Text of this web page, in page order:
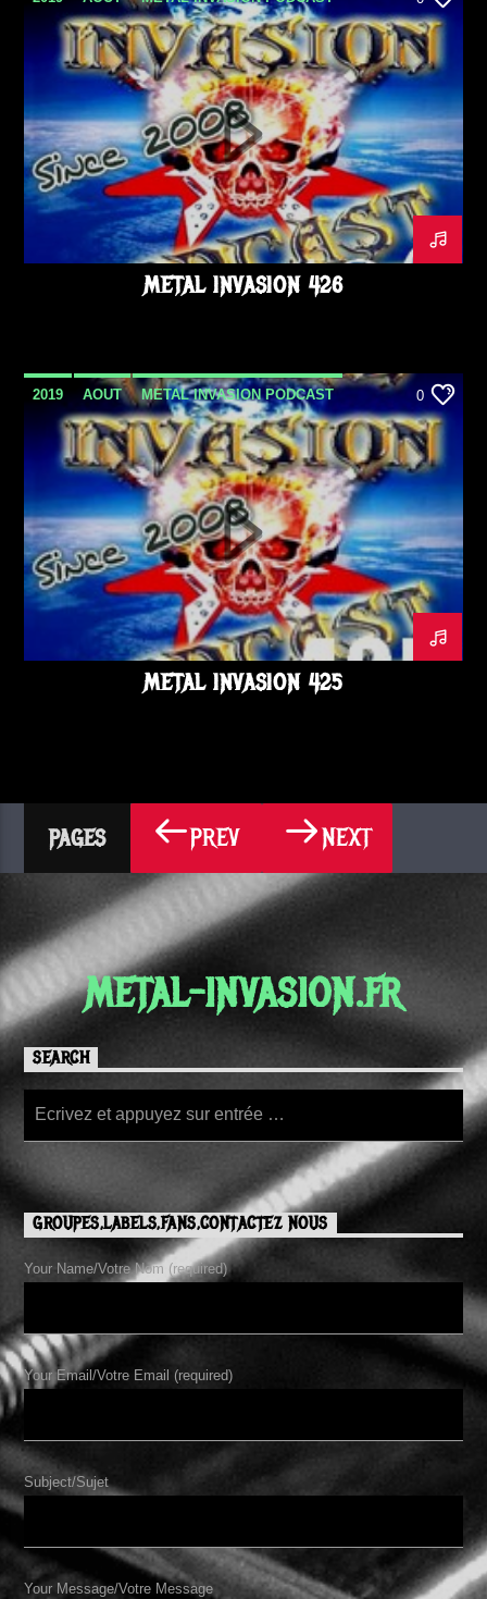
METAL INVASION 426
2019 AOUT METAL INVASION PODCAST 0
METAL INVASION 425
PAGES PREV NEXT
METAL-INVASION.FR
SEARCH
GROUPES,LABELS,FANS,CONTACTEZ NOUS
Your Name/Votre Nom (required)
Your Email/Votre Email (required)
Subject/Sujet
Your Message/Votre Message